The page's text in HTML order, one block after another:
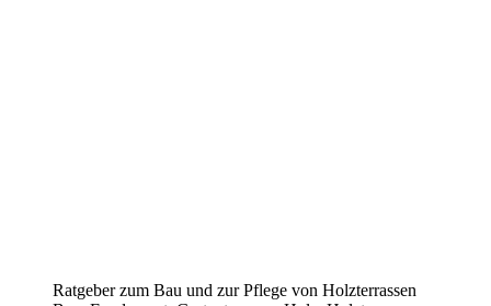
Ratgeber zum Bau und zur Pflege von Holzterrassen